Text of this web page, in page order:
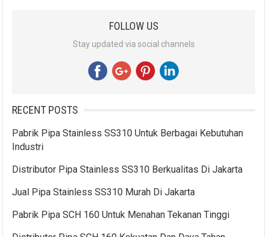
FOLLOW US
Stay updated via social channels
RECENT POSTS
Pabrik Pipa Stainless SS310 Untuk Berbagai Kebutuhan
Industri
Distributor Pipa Stainless SS310 Berkualitas Di Jakarta
Jual Pipa Stainless SS310 Murah Di Jakarta
Pabrik Pipa SCH 160 Untuk Menahan Tekanan Tinggi